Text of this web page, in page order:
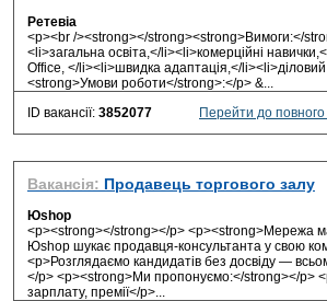
Ретевіа
<p><br /><strong></strong><strong>Вимоги:</
<li>загальна освiта,</li><li>комерційнi
Office, </li><li>швидка адаптація,</
<strong>Умови роботи</strong>:</p> &...
ID вакансії: 3852077 Перейти до повного
Вакансія: Продавець торгового залу
Юshop
<p><strong></strong></p> <p><strong>Мережа
Юshop шукає продавця-консультанта у свою
<p>Розглядаємо кандидатів без досвіду —
</p> <p><strong>Ми пропонуємо:</strong></p>
зарплату, премії</p>...